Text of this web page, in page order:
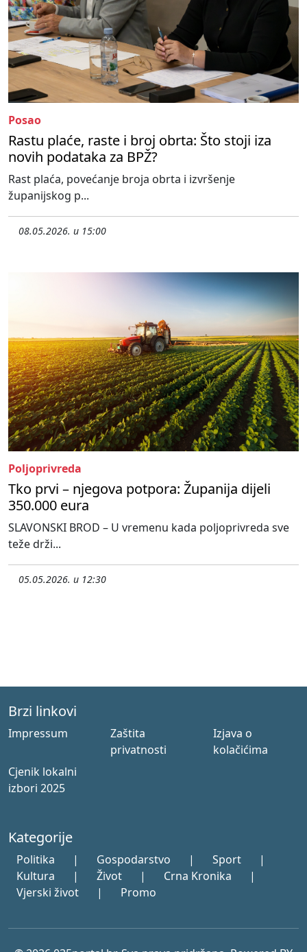
Posao
Rastu plaće, raste i broj obrta: Što stoji iza
novih podataka za BPŽ?
Rast plaća, povećanje broja obrta i izvršenje
županijskog p...
08.05.2026. u 15:00
Poljoprivreda
Tko prvi – njegova potpora: Županija dijeli
350.000 eura
SLAVONSKI BROD – U vremenu kada poljoprivreda sve
teže drži...
05.05.2026. u 12:30
Brzi linkovi
Impressum
Zaštita
privatnosti
Izjava o
kolačićima
Cjenik lokalni
izbori 2025
Kategorije
Politika | Gospodarstvo | Sport
|
Kultura
| Život | Crna Kronika
|
Vjerski život
| Promo